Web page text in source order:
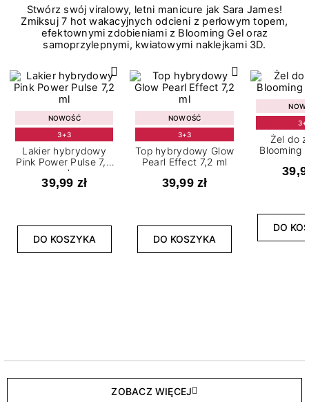
Stwórz swój viralowy, letni manicure jak Sara James!
Zmiksuj 7 hot wakacyjnych odcieni z perłowym topem,
efektownymi zdobieniami z Blooming Gel oraz
samoprzylepnymi, kwiatowymi naklejkami 3D.
NOWOŚĆ
3+3
Lakier hybrydowy
Pink Power Pulse 7,2
ml
39,99 zł
DO KOSZYKA
NOWOŚĆ
3+3
Top hybrydowy Glow
Pearl Effect 7,2 ml
39,99 zł
DO KOSZYKA
Żel do
Blooming
DO
ZOBACZ WIĘCEJ